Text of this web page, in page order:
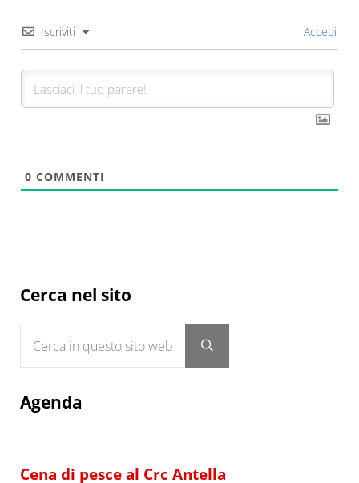
Iscriviti Accedi
0 COMMENTI
Sidebar
Cerca nel sito
Submit search
Agenda
Cena di pesce al Crc Antella